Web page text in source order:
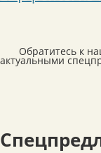
Обратитесь к
актуальными